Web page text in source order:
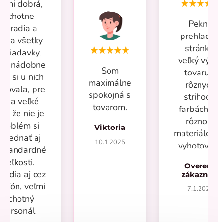
dobrá,
ochotne
poradia a
všetky
nádobne
si u nich
pre
veľké
že nie je
si
aj
veľkosti.
aj cez
veľmi
ochotný
personál.
Som
maximálne
spokojná s
tovarom.
Viktoria
10.1.2025
Pekná
stránka,
veľký
tovaru v
rôznych
strihoch,
farbách a
rôznom
Overený
7.1.2025